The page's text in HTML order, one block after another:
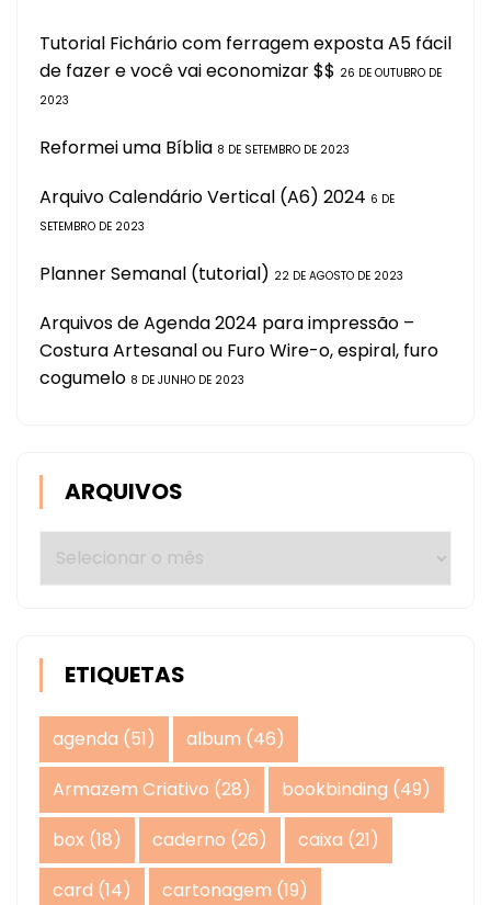
Tutorial Fichário com ferragem exposta A5 fácil
de fazer e você vai economizar $$ 26 DE OUTUBRO DE
2023
Reformei uma Bíblia 8 DE SETEMBRO DE 2023
Arquivo Calendário Vertical (A6) 2024 6 DE
SETEMBRO DE 2023
Planner Semanal (tutorial) 22 DE AGOSTO DE 2023
Arquivos de Agenda 2024 para impressão –
Costura Artesanal ou Furo Wire-o, espiral, furo
cogumelo 8 DE JUNHO DE 2023
ARQUIVOS
Arquivos
ETIQUETAS
agenda (51) album (46)
Armazem Criativo (28) bookbinding (49)
box (18) caderno (26) caixa (21)
card (14) cartonagem (19)